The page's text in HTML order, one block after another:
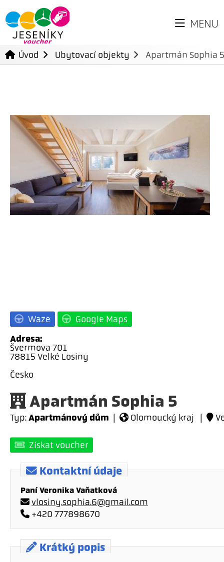
MENU
Úvod Ubytovací objekty Apartmán Sophia 5
Waze Google Maps
Adresa:
Švermova 701
78815 Velké Losiny
Česko
Apartmán Sophia 5
Typ: Apartmánový dům | Olomoucký kraj |
Získat voucher
Kontaktní údaje
Paní Veronika Vaňatková
vlosiny.sophia.6@gmail.com
+420 777898670
Krátký popis